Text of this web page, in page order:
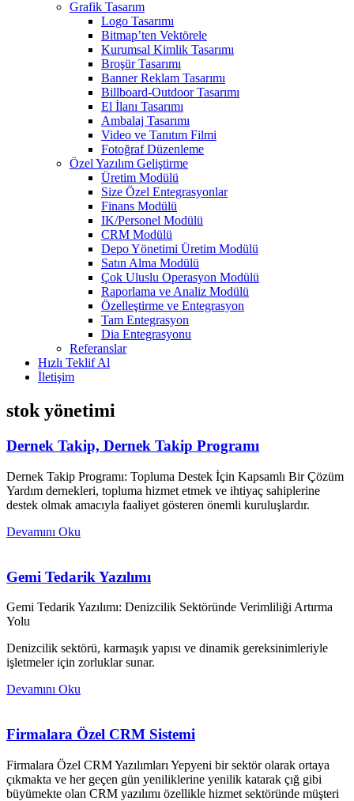
Grafik Tasarım
Logo Tasarımı
Bitmap’ten Vektörele
Kurumsal Kimlik Tasarımı
Broşür Tasarımı
Banner Reklam Tasarımı
Billboard-Outdoor Tasarımı
El İlanı Tasarımı
Ambalaj Tasarımı
Video ve Tanıtım Filmi
Fotoğraf Düzenleme
Özel Yazılım Geliştirme
Üretim Modülü
Size Özel Entegrasyonlar
Finans Modülü
IK/Personel Modülü
CRM Modülü
Depo Yönetimi Üretim Modülü
Satın Alma Modülü
Çok Uluslu Operasyon Modülü
Raporlama ve Analiz Modülü
Özelleştirme ve Entegrasyon
Tam Entegrasyon
Dia Entegrasyonu
Referanslar
Hızlı Teklif Al
İletişim
stok yönetimi
Dernek Takip, Dernek Takip Programı
Dernek Takip Programı: Topluma Destek İçin Kapsamlı Bir Çözüm
Yardım dernekleri, topluma hizmet etmek ve ihtiyaç sahiplerine
destek olmak amacıyla faaliyet gösteren önemli kuruluşlardır.
Devamını Oku
Gemi Tedarik Yazılımı
Gemi Tedarik Yazılımı: Denizcilik Sektöründe Verimliliği Artırma
Yolu
Denizcilik sektörü, karmaşık yapısı ve dinamik gereksinimleriyle
işletmeler için zorluklar sunar.
Devamını Oku
Firmalara Özel CRM Sistemi
Firmalara Özel CRM Yazılımları Yepyeni bir sektör olarak ortaya
çıkmakta ve her geçen gün yeniliklerine yenilik katarak çığ gibi
büyümekte olan CRM yazılımı özellikle hizmet sektöründe müşteri